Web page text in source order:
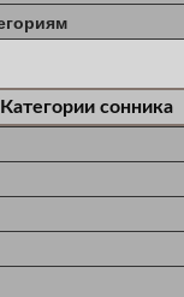
Категории сонника